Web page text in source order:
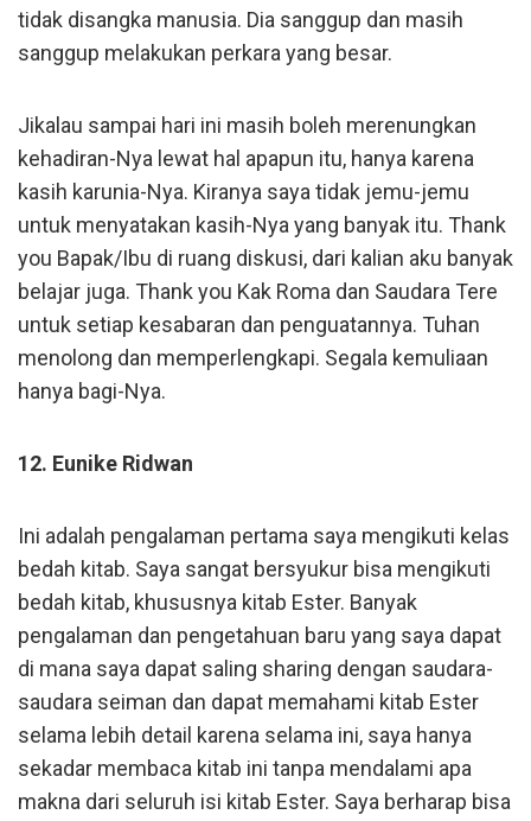
tidak disangka manusia. Dia sanggup dan masih
sanggup melakukan perkara yang besar.
Jikalau sampai hari ini masih boleh merenungkan
kehadiran-Nya lewat hal apapun itu, hanya karena
kasih karunia-Nya. Kiranya saya tidak jemu-jemu
untuk menyatakan kasih-Nya yang banyak itu. Thank
you Bapak/Ibu di ruang diskusi, dari kalian aku banyak
belajar juga. Thank you Kak Roma dan Saudara Tere
untuk setiap kesabaran dan penguatannya. Tuhan
menolong dan memperlengkapi. Segala kemuliaan
hanya bagi-Nya.
12. Eunike Ridwan
Ini adalah pengalaman pertama saya mengikuti kelas
bedah kitab. Saya sangat bersyukur bisa mengikuti
bedah kitab, khususnya kitab Ester. Banyak
pengalaman dan pengetahuan baru yang saya dapat
di mana saya dapat saling sharing dengan saudara-
saudara seiman dan dapat memahami kitab Ester
selama lebih detail karena selama ini, saya hanya
sekadar membaca kitab ini tanpa mendalami apa
makna dari seluruh isi kitab Ester. Saya berharap bisa